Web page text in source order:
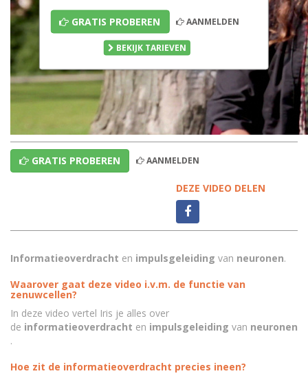
GRATIS PROBEREN AANMELDEN
BEKIJK TARIEVEN
GRATIS PROBEREN AANMELDEN
DEZE VIDEO DELEN
Informatieoverdracht en impulsgeleiding van neuronen.
Waarover gaat deze video i.v.m. de functie van
zenuwcellen?
In deze video vertel Iris je alles over
de informatieoverdracht en impulsgeleiding van neuronen
.
Hoe zit de informatieoverdracht precies ineen?